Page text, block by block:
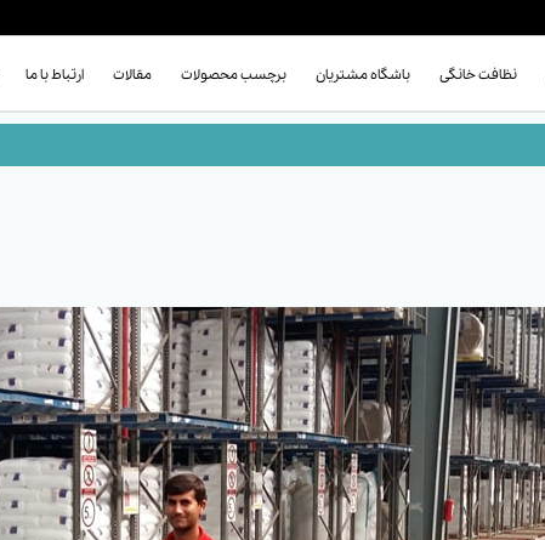
نظافت خانگی باشگاه مشتریان برچسب محصولات مقالات ارتباط با ما